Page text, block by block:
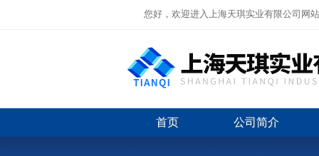
您好，欢迎进入上海天琪实业有限公司网站
首页 公司简介